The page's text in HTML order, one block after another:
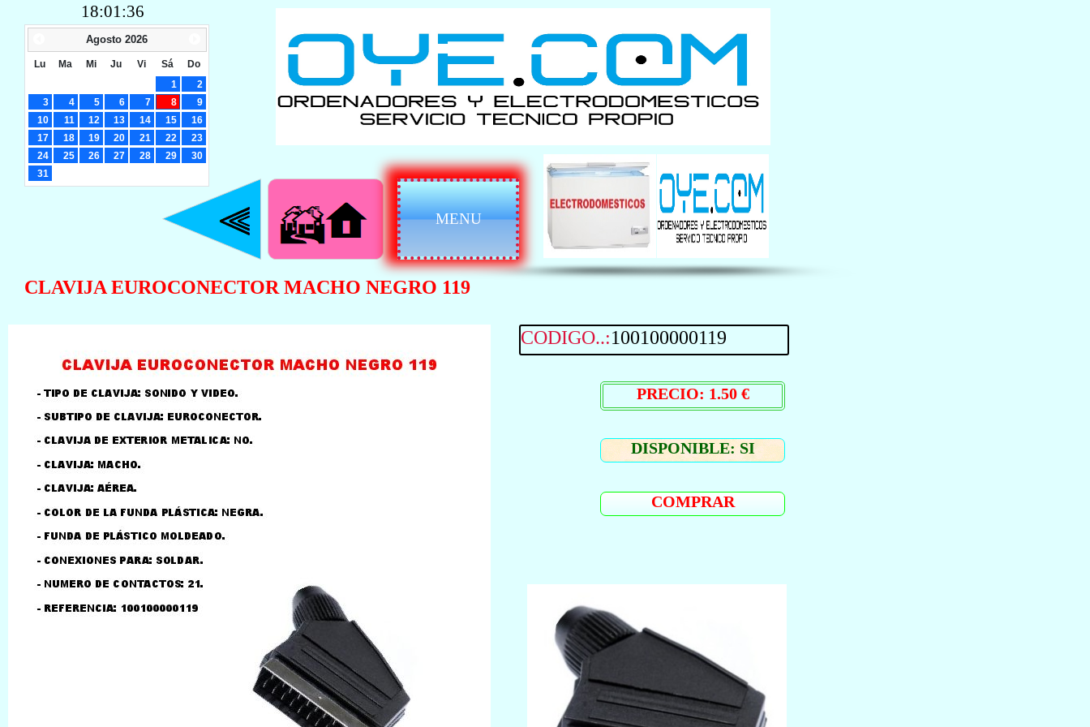
COMPRAR
LLAMAR AL TELEFONO
CLAVIJA EUROCONECTOR MACHO NEGRO 119
CODIGO..:100100000119
18:01:36
Agosto 2026
Lu Ma Mi Ju Vi Sá
Do
1
2
3
4 5 6 7 8
9
10
11 12 13 14 15
16
17
18 19 20 21 22
23
24
25 26 27 28 29
30
31
MENU
DISPONIBLE: SI
PRECIO: 1.50 €